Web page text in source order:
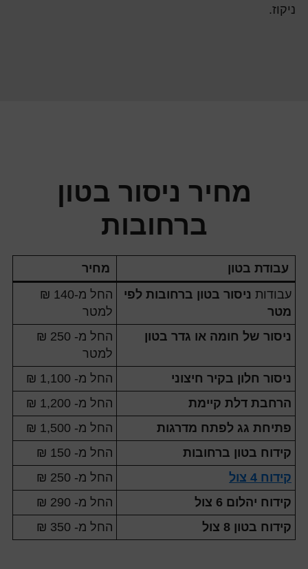
ניקוז.
מחיר ניסור בטון
ברחובות
עבודת בטון
מחיר
עבודות ניסור בטון ברחובות לפי
מטר
החל מ-140 ₪
למטר
ניסור של חומה או גדר בטון
החל מ- 250 ₪
למטר
ניסור חלון בקיר חיצוני
החל מ- 1,100 ₪
הרחבת דלת קיימת
החל מ- 1,200 ₪
פתיחת גג לפתח מדרגות
החל מ- 1,500 ₪
קידוח בטון ברחובות
החל מ- 150 ₪
קידוח 4 צול
החל מ- 250 ₪
קידוח יהלום 6 צול
החל מ- 290 ₪
קידוח בטון 8 צול
החל מ- 350 ₪